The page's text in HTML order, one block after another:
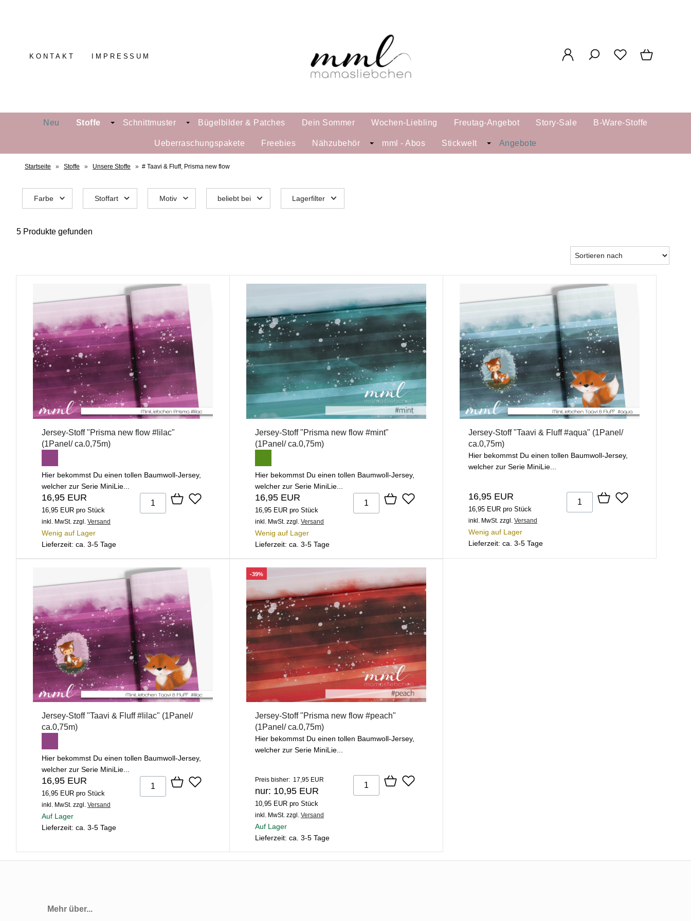
KONTAKT IMPRESSUM
Neu Stoffe Schnittmuster Bügelbilder & Patches Dein Sommer Wochen-Liebling Freutag-Angebot Story-Sale B-Ware-Stoffe
Ueberraschungspakete Freebies Nähzubehör mml - Abos Stickwelt Angebote
Startseite » Stoffe » Unsere Stoffe » # Taavi & Fluff, Prisma new flow
Farbe Stoffart Motiv beliebt bei Lagerfilter
5 Produkte gefunden
Jersey-Stoff "Prisma new flow #lilac"
(1Panel/ ca.0,75m)
Hier bekommst Du einen tollen Baumwoll-Jersey,
welcher zur Serie MiniLie...
16,95 EUR
16,95 EUR pro Stück
inkl. MwSt. zzgl. Versand
Wenig auf Lager
Lieferzeit: ca. 3-5 Tage
Jersey-Stoff "Prisma new flow #mint"
(1Panel/ ca.0,75m)
Hier bekommst Du einen tollen Baumwoll-Jersey,
welcher zur Serie MiniLie...
16,95 EUR
16,95 EUR pro Stück
inkl. MwSt. zzgl. Versand
Wenig auf Lager
Lieferzeit: ca. 3-5 Tage
Jersey-Stoff "Taavi & Fluff #aqua" (1Panel/
ca.0,75m)
Hier bekommst Du einen tollen Baumwoll-Jersey,
welcher zur Serie MiniLie...
16,95 EUR
16,95 EUR pro Stück
inkl. MwSt. zzgl. Versand
Wenig auf Lager
Lieferzeit: ca. 3-5 Tage
Jersey-Stoff "Taavi & Fluff #lilac" (1Panel/
ca.0,75m)
Hier bekommst Du einen tollen Baumwoll-Jersey,
welcher zur Serie MiniLie...
16,95 EUR
16,95 EUR pro Stück
inkl. MwSt. zzgl. Versand
Auf Lager
Lieferzeit: ca. 3-5 Tage
-39%
Jersey-Stoff "Prisma new flow #peach"
(1Panel/ ca.0,75m)
Hier bekommst Du einen tollen Baumwoll-Jersey,
welcher zur Serie MiniLie...
Preis bisher: 17,95 EUR
nur: 10,95 EUR
10,95 EUR pro Stück
inkl. MwSt. zzgl. Versand
Auf Lager
Lieferzeit: ca. 3-5 Tage
Mehr über...